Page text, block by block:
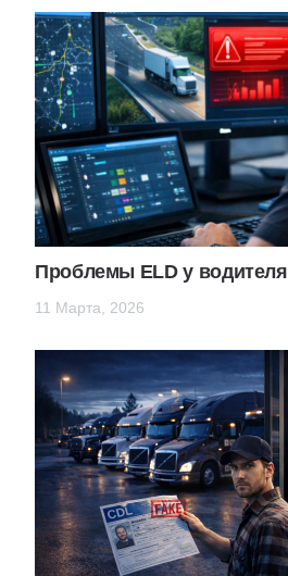
Проблемы ELD у водителя
11 Марта, 2026